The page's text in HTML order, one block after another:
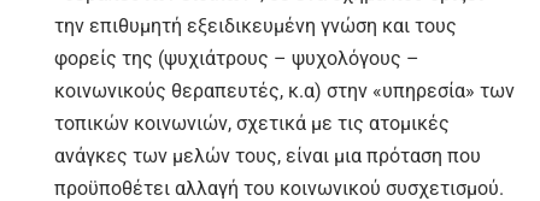
την επιθυμητή εξειδικευμένη γνώση και τους
φορείς της (ψυχιάτρους – ψυχολόγους –
κοινωνικούς θεραπευτές, κ.α) στην «υπηρεσία» των
τοπικών κοινωνιών, σχετικά με τις ατομικές
ανάγκες των μελών τους, είναι μια πρόταση που
προϋποθέτει αλλαγή του κοινωνικού συσχετισμού.